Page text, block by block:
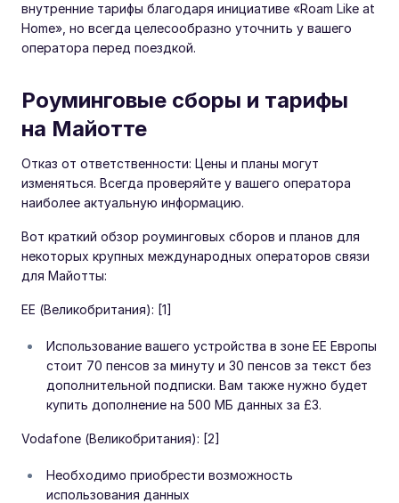
внутренние тарифы благодаря инициативе «Roam Like at
Home», но всегда целесообразно уточнить у вашего
оператора перед поездкой.
Роуминговые сборы и тарифы
на Майотте
Отказ от ответственности: Цены и планы могут
изменяться. Всегда проверяйте у вашего оператора
наиболее актуальную информацию.
Вот краткий обзор роуминговых сборов и планов для
некоторых крупных международных операторов связи
для Майотты:
EE (Великобритания): [1]
Использование вашего устройства в зоне EE Европы
стоит 70 пенсов за минуту и 30 пенсов за текст без
дополнительной подписки. Вам также нужно будет
купить дополнение на 500 МБ данных за £3.
Vodafone (Великобритания): [2]
Необходимо приобрести возможность
использования данных